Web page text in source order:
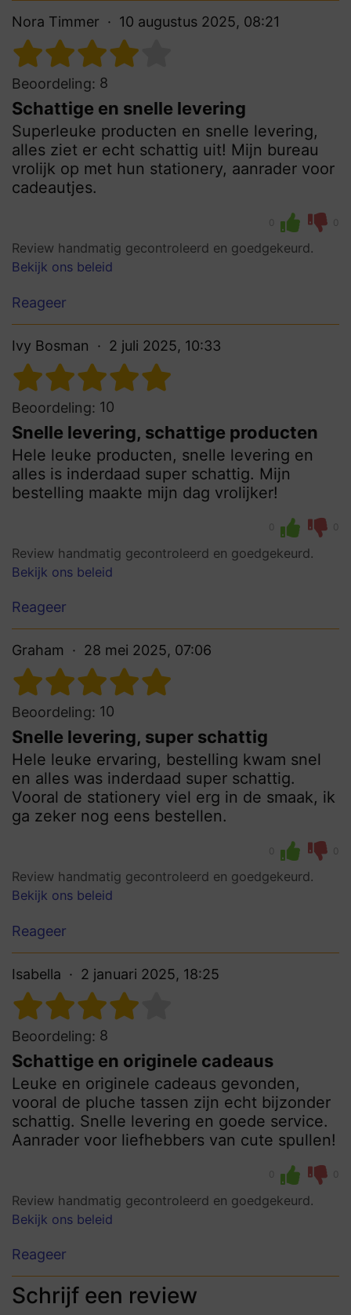
Nora Timmer 10 augustus 2025, 08:21
Beoordeling: 8
Schattige en snelle levering
Superleuke producten en snelle levering,
alles ziet er echt schattig uit! Mijn bureau
vrolijk op met hun stationery, aanrader voor
cadeautjes.
0 0
Review handmatig gecontroleerd en goedgekeurd.
Bekijk ons beleid
Reageer
Ivy Bosman 2 juli 2025, 10:33
Beoordeling: 10
Snelle levering, schattige producten
Hele leuke producten, snelle levering en
alles is inderdaad super schattig. Mijn
bestelling maakte mijn dag vrolijker!
0 0
Review handmatig gecontroleerd en goedgekeurd.
Bekijk ons beleid
Reageer
Graham 28 mei 2025, 07:06
Beoordeling: 10
Snelle levering, super schattig
Hele leuke ervaring, bestelling kwam snel
en alles was inderdaad super schattig.
Vooral de stationery viel erg in de smaak, ik
ga zeker nog eens bestellen.
0 0
Review handmatig gecontroleerd en goedgekeurd.
Bekijk ons beleid
Reageer
Isabella 2 januari 2025, 18:25
Beoordeling: 8
Schattige en originele cadeaus
Leuke en originele cadeaus gevonden,
vooral de pluche tassen zijn echt bijzonder
schattig. Snelle levering en goede service.
Aanrader voor liefhebbers van cute spullen!
0 0
Review handmatig gecontroleerd en goedgekeurd.
Bekijk ons beleid
Reageer
Schrijf een review